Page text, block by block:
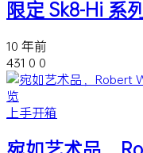
限定 Sk8-Hi 系
10 年前
431 0 0
上手开箱